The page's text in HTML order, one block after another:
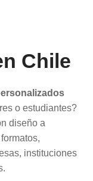
Chile
o estudiantes?
diseño a
instituciones